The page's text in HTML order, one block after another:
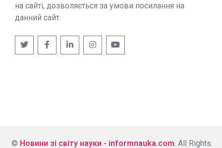
на сайті, дозволяється за умови посилання на
данний сайт.
© Новини зі світу науки - informnauka.com . All Rights